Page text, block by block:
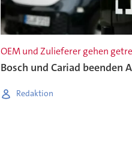
OEM und Zulieferer gehen
Bosch und Cariad beenden
Redaktion